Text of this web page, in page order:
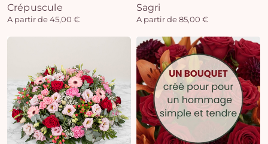
Crépuscule
A partir de 45,00 €
Sagri
A partir de 85,00 €